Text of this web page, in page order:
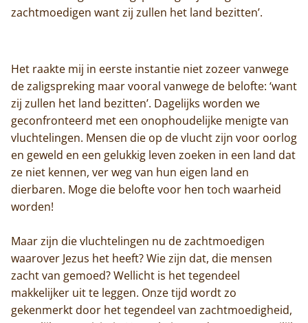
zachtmoedigen want zij zullen het land bezitten’.
Het raakte mij in eerste instantie niet zozeer vanwege
de zaligspreking maar vooral vanwege de belofte: ‘want
zij zullen het land bezitten’. Dagelijks worden we
geconfronteerd met een onophoudelijke menigte van
vluchtelingen. Mensen die op de vlucht zijn voor oorlog
en geweld en een gelukkig leven zoeken in een land dat
ze niet kennen, ver weg van hun eigen land en
dierbaren. Moge die belofte voor hen toch waarheid
worden!
Maar zijn die vluchtelingen nu de zachtmoedigen
waarover Jezus het heeft? Wie zijn dat, die mensen
zacht van gemoed? Wellicht is het tegendeel
makkelijker uit te leggen. Onze tijd wordt zo
gekenmerkt door het tegendeel van zachtmoedigheid,